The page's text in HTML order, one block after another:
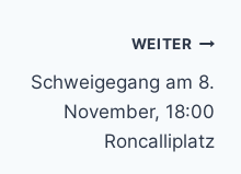
WEITER
Schweigegang am 8.
November, 18:00
Roncalliplatz